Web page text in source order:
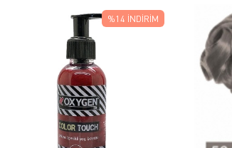
FAVORILERE EKLE
%14 İNDIRIM